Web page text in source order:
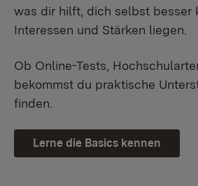
was dir hilft, dich selbst besser
Interessen und Stärken liegen.
Ob Online-Tests,
bekommst du praktische
finden.
Lerne die Basics kennen